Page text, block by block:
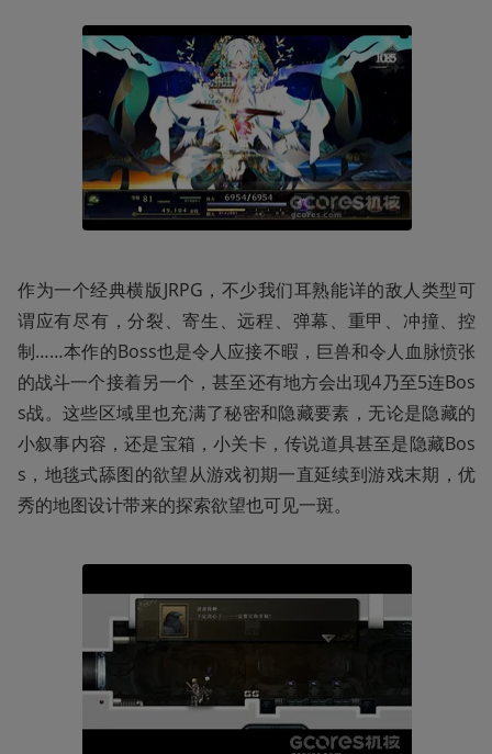
作为一个经典横版JRPG，不少我们耳熟能详的敌人类型可
谓应有尽有，分裂、寄生、远程、弹幕、重甲、冲撞、控
制……本作的Boss也是令人应接不暇，巨兽和令人血脉愤张
的战斗一个接着另一个，甚至还有地方会出现4乃至5连Bos
s战。这些区域里也充满了秘密和隐藏要素，无论是隐藏的
小叙事内容，还是宝箱，小关卡，传说道具甚至是隐藏Bos
s，地毯式舔图的欲望从游戏初期一直延续到游戏末期，优
秀的地图设计带来的探索欲望也可见一斑。